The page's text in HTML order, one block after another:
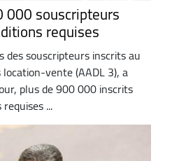
000 souscripteurs
requises
des souscripteurs inscrits au
vente (AADL 3), a
plus de 900 000 inscrits
...